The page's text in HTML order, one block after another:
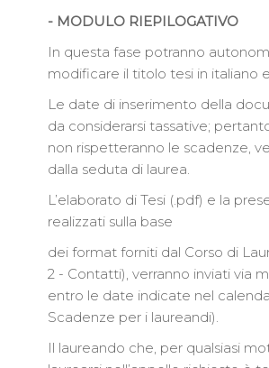
- MODULO RIEPILOGATIVO
In questa fase potranno
modificare il titolo tesi in italiano
Le date di inserimento della
da considerarsi tassative;
non rispetteranno le scadenze,
dalla seduta di laurea.
L’elaborato di Tesi (.pdf) e la
realizzati sulla base
dei format forniti dal Corso di
2 - Contatti), verranno inviati via
entro le date indicate nel
Scadenze per i laureandi).
Il laureando che, per qualsiasi